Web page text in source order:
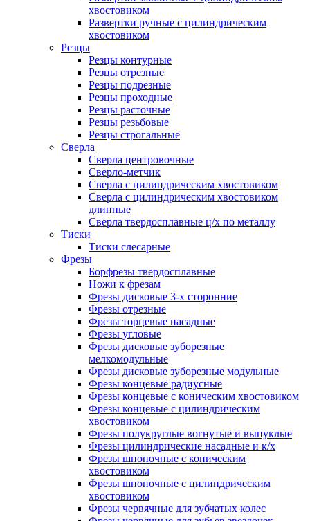
хвостовиком
Развертки ручные с цилиндрическим
хвостовиком
Резцы
Резцы контурные
Резцы отрезные
Резцы подрезные
Резцы проходные
Резцы расточные
Резцы резьбовые
Резцы строгальные
Сверла
Сверла центровочные
Сверло-метчик
Сверла с цилиндрическим хвостовиком
Сверла с цилиндрическим хвостовиком
длинные
Сверла твердосплавные ц/х по металлу
Тиски
Тиски слесарные
Фрезы
Борфрезы твердосплавные
Ножи к фрезам
Фрезы дисковые 3-х сторонние
Фрезы отрезные
Фрезы торцевые насадные
Фрезы угловые
Фрезы дисковые зуборезные
мелкомодульные
Фрезы дисковые зуборезные модульные
Фрезы концевые радиусные
Фрезы концевые с коническим хвостовиком
Фрезы концевые с цилиндрическим
хвостовиком
Фрезы полукруглые вогнутые и выпуклые
Фрезы цилиндрические насадные и к/х
Фрезы шпоночные с коническим
хвостовиком
Фрезы шпоночные с цилиндрическим
хвостовиком
Фрезы червячные для зубчатых колес